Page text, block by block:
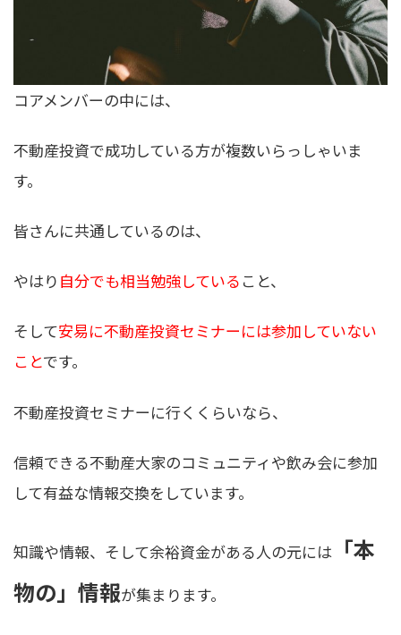
コアメンバーの中には、
不動産投資で成功している方が複数いらっしゃいま
す。
皆さんに共通しているのは、
やはり 自分でも相当勉強している こと、
そして安易に不動産投資セミナーには参加していない
ことです。
不動産投資セミナーに行くくらいなら、
信頼できる不動産大家のコミュニティや飲み会に参加
して有益な情報交換をしています。
知識や情報、そして余裕資金がある人の元には 「本
物の」情報が集まります。